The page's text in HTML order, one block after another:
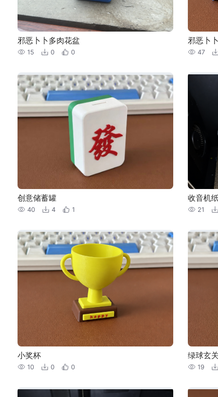
邪恶卜卜多肉花盆
15 0 0
邪恶卜
47
创意储蓄罐
40 4 1
收音机
21
小奖杯
10 0 0
绿球玄
19